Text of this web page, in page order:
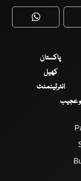
WhatsApp
پاکستان
کھیل
انٹرٹینمنٹ
عجیب